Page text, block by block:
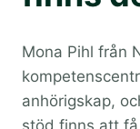
Mona Pihl från
anhörigskap,
stöd finns att